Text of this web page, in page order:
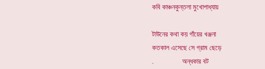
কবি কাঞ্চনকুন্তলা মুখোপাধ্যায়
টাউনের কথা কয় গাঁয়ের খঞ্জনা
কতকাল এসেছে সে গ্রাম ছেড়ে
. অন্ধকার বট